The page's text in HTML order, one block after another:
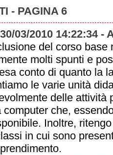
- PAGINA 6
03/2010 14:22:34 -
del corso base
molti spunti e
conto di quanto la
le varie unità
delle attività
computer che,
Inoltre,
in cui sono